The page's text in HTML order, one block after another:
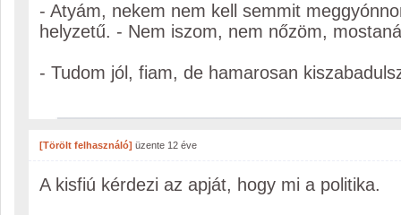
- Atyám, nekem nem kell semmit
helyzetű. - Nem iszom, nem nőzöm,
- Tudom jól, fiam, de hamarosan
[Törölt felhasználó] üzente 12 éve
A kisfiú kérdezi az apját, hogy mi a politika.